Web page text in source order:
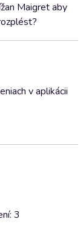
Maigret aby
v aplikácii
3